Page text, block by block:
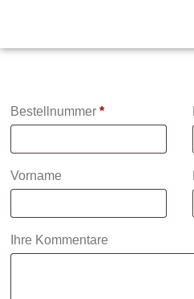
Bestellnummer *
Vorname
Page URI *erforderlich
Ihre Kommentare